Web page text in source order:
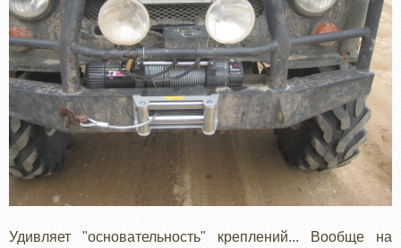
Удивляет "основательность" креплений... Вообще на